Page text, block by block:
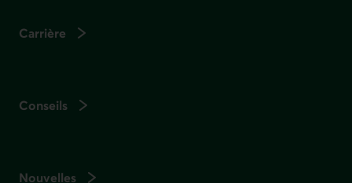
Carrière
Conseils
Nouvelles